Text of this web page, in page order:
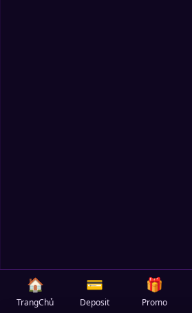
🏠
TrangChủ
💳
Deposit
🎁
Promo